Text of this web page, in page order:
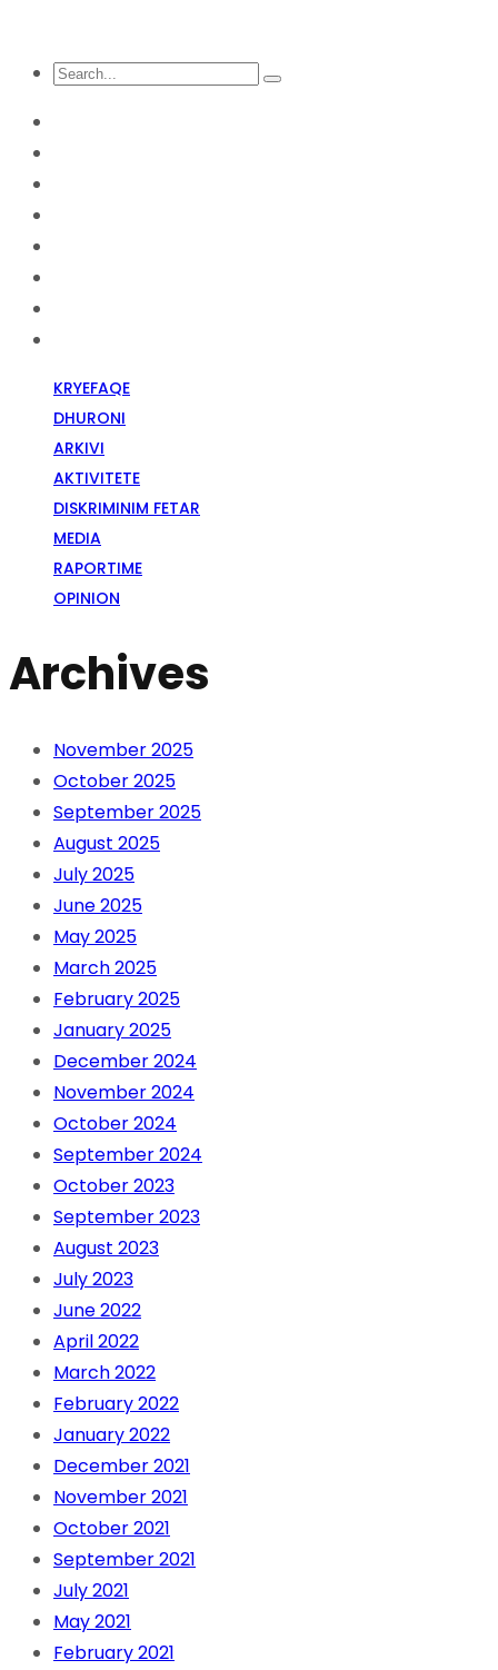
KRYEFAQE
DHURONI
ARKIVI
AKTIVITETE
DISKRIMINIM FETAR
MEDIA
RAPORTIME
OPINION
Archives
November 2025
October 2025
September 2025
August 2025
July 2025
June 2025
May 2025
March 2025
February 2025
January 2025
December 2024
November 2024
October 2024
September 2024
October 2023
September 2023
August 2023
July 2023
June 2022
April 2022
March 2022
February 2022
January 2022
December 2021
November 2021
October 2021
September 2021
July 2021
May 2021
February 2021